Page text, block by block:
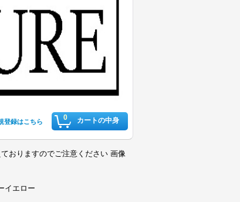
0 カートの中身
登録はこちら
おりますのでご注意ください 画像
イエロー